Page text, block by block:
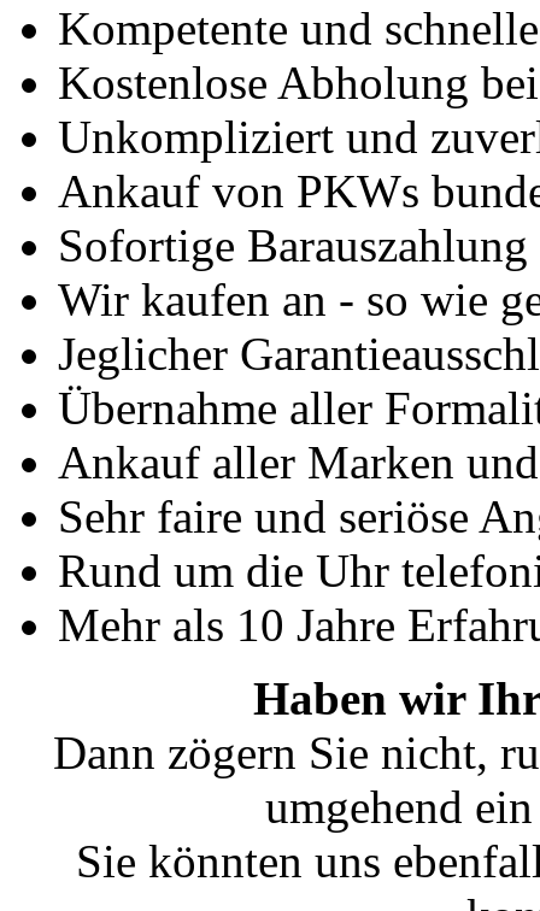
Kompetente und
Kostenlose Abholung
Unkompliziert und
Ankauf von PKWs
Sofortige
Wir kaufen an - so wie
Jeglicher
Übernahme aller
Ankauf aller Marken
Sehr faire und seriöse
Rund um die Uhr
Mehr als 10 Jahre
Haben wir Ihr
Dann zögern Sie nicht,
umgehend
Sie könnten uns